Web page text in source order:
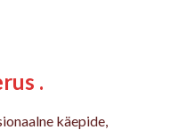
.
käepide,